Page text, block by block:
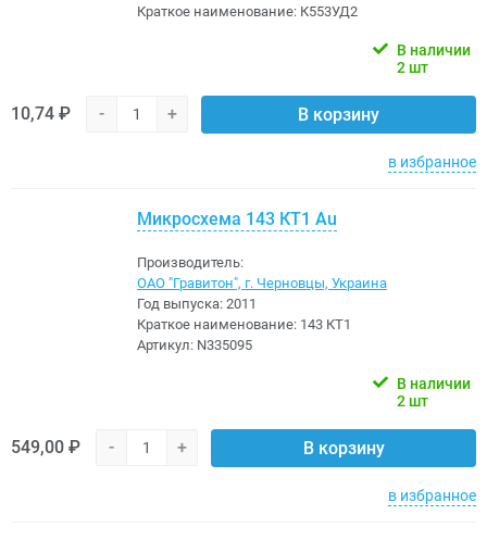
Краткое наименование: К553УД2
В наличии
2 шт
10,74 ₽ - + В корзину
в избранное
Микросхема 143 КТ1 Au
Производитель:
ОАО "Гравитон", г. Черновцы, Украина
Год выпуска: 2011
Краткое наименование: 143 КТ1
Артикул: N335095
В наличии
2 шт
549,00 ₽ - + В корзину
в избранное